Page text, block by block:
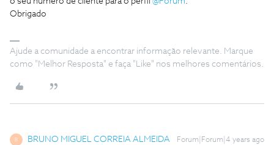
Obrigado
Ajude a comunidade a encontrar informação relevante. Marque
como "Melhor Resposta" e faça "Like" nos melhores comentários.
B BRUNO MIGUEL CORREIA ALMEIDA Forum|Forum|4 years ago